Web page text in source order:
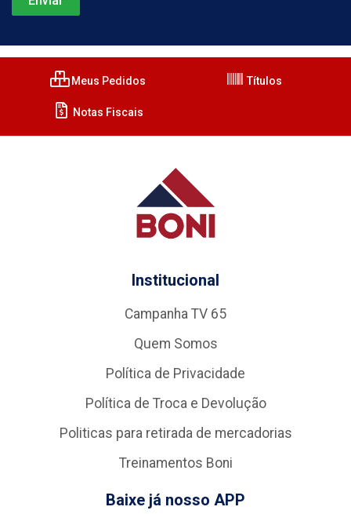
Meus Pedidos Títulos
Notas Fiscais
Institucional
Campanha TV 65
Quem Somos
Política de Privacidade
Política de Troca e Devolução
Politicas para retirada de mercadorias
Treinamentos Boni
Baixe já nosso APP